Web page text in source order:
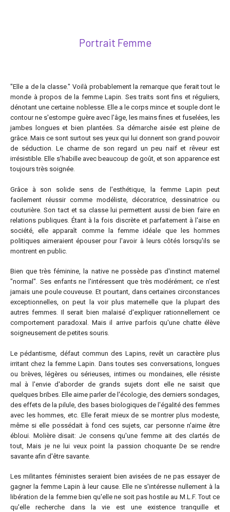
Portrait Femme
"Elle a de la classe." Voilà probablement la remarque que ferait tout le
monde à propos de la femme Lapin. Ses traits sont fins et réguliers,
dénotant une certaine noblesse. Elle a le corps mince et souple dont le
contour ne s'estompe guère avec l'âge, les mains fines et fuselées, les
jambes longues et bien plantées. Sa démarche aisée est pleine de
grâce. Mais ce sont surtout ses yeux qui lui donnent son grand pouvoir
de séduction. Le charme de son regard un peu naïf et rêveur est
irrésistible. Elle s'habille avec beaucoup de goût, et son apparence est
toujours très soignée.
Grâce à son solide sens de l'esthétique, la femme Lapin peut
facilement réussir comme modéliste, décoratrice, dessinatrice ou
couturière. Son tact et sa classe lui permettent aussi de bien faire en
relations publiques. Étant à la fois discrète et parfaitement à l'aise en
société, elle apparaît comme la femme idéale que les hommes
politiques aimeraient épouser pour l'avoir à leurs côtés lorsqu'ils se
montrent en public.
Bien que très féminine, la native ne possède pas d'instinct maternel
"normal". Ses enfants ne l'intéressent que très modérément; ce n'est
jamais une poule couveuse. Et pourtant, dans certaines circonstances
exceptionnelles, on peut la voir plus maternelle que la plupart des
autres femmes. Il serait bien malaisé d'expliquer rationnellement ce
comportement paradoxal. Mais il arrive parfois qu'une chatte élève
soigneusement de petites souris.
Le pédantisme, défaut commun des Lapins, revêt un caractère plus
irritant chez la femme Lapin. Dans toutes ses conversations, longues
ou brèves, légères ou sérieuses, intimes ou mondaines, elle résiste
mal à l'envie d'aborder de grands sujets dont elle ne saisit que
quelques bribes. Elle aime parler de l'écologie, des derniers sondages,
des effets de la pilule, des bases biologiques de l'égalité des femmes
avec les hommes, etc. Elle ferait mieux de se montrer plus modeste,
même si elle possédait à fond ces sujets, car personne n'aime être
ébloui. Molière disait: Je consens qu'une femme ait des clartés de
tout, Mais je ne lui veux point la passion choquante De se rendre
savante afin d'être savante.
Les militantes féministes seraient bien avisées de ne pas essayer de
gagner la femme Lapin à leur cause. Elle ne s'intéresse nullement à la
libération de la femme bien qu'elle ne soit pas hostile au M.L.F. Tout ce
qu'elle recherche dans la vie est une existence tranquille et